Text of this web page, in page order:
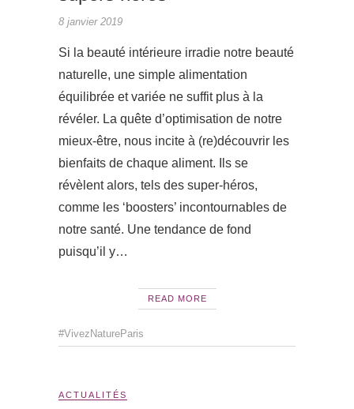
8 janvier 2019
Si la beauté intérieure irradie notre beauté
naturelle, une simple alimentation
équilibrée et variée ne suffit plus à la
révéler. La quête d’optimisation de notre
mieux-être, nous incite à (re)découvrir les
bienfaits de chaque aliment. Ils se
révèlent alors, tels des super-héros,
comme les ‘boosters’ incontournables de
notre santé. Une tendance de fond
puisqu’il y…
READ MORE
#VivezNatureParis
ACTUALITÉS